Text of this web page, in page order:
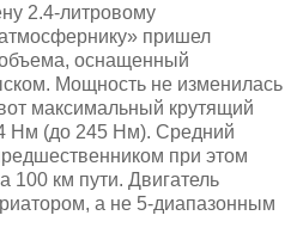
2.4-литровому
пришел
объема, оснащенный
Мощность не изменилась
максимальный крутящий
Нм (до 245 Нм). Средний
при этом
100 км пути. Двигатель
а не 5-диапазонным